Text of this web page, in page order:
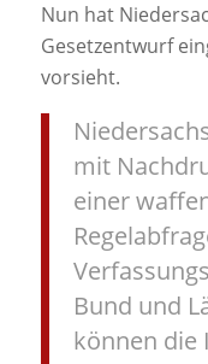
Nun hat
Gesetzentwurf
vorsieht.
mit
einer
Bund und
können die